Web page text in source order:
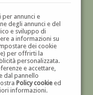
annunci e
degli annunci e del
e sviluppo di
a informazioni su
dei cookie
per offrirti la
personalizzata.
e accettare,
dal pannello
Policy cookieed
informazioni.
'800 E '900